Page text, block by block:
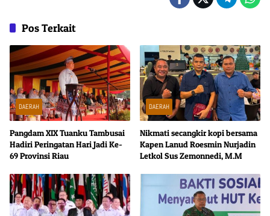
Pos Terkait
DAERAH
Pangdam XIX Tuanku Tambusai
Hadiri Peringatan Hari Jadi Ke-
69 Provinsi Riau
DAERAH
Nikmati secangkir kopi bersama
Kapen Lanud Roesmin Nurjadin
Letkol Sus Zemonnedi, M.M